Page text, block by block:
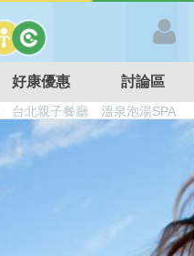
好康優惠 討論區
台北親子餐廳
溫泉泡湯SPA
日本親子景點